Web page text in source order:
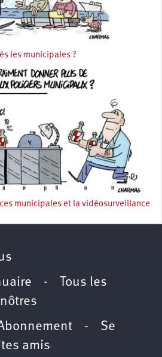
les municipales ?
municipales et la vidéosurveillance
-
Tous les
- Se
amis